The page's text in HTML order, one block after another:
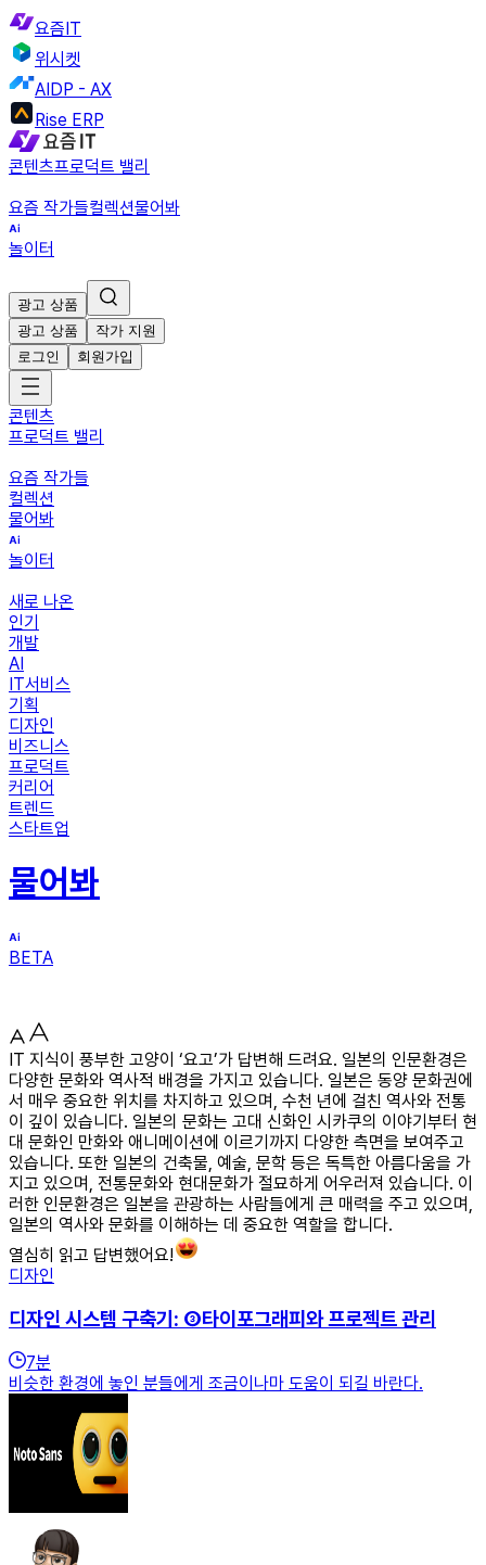
요즘IT
위시켓
AIDP - AX
Rise ERP
콘텐츠프로덕트 밸리
요즘 작가들컬렉션물어봐
놀이터
광고 상품
광고 상품
작가 지원
로그인
회원가입
콘텐츠
프로덕트 밸리
요즘 작가들
컬렉션
물어봐
놀이터
새로 나온
인기
개발
AI
IT서비스
기획
디자인
비즈니스
프로덕트
커리어
트렌드
스타트업
물어봐
BETA
IT 지식이 풍부한 고양이 ‘요고’가 답변해 드려요. 일본의 인문환경은
다양한 문화와 역사적 배경을 가지고 있습니다. 일본은 동양 문화권에
서 매우 중요한 위치를 차지하고 있으며, 수천 년에 걸친 역사와 전통
이 깊이 있습니다. 일본의 문화는 고대 신화인 시카쿠의 이야기부터 현
대 문화인 만화와 애니메이션에 이르기까지 다양한 측면을 보여주고
있습니다. 또한 일본의 건축물, 예술, 문학 등은 독특한 아름다움을 가
지고 있으며, 전통문화와 현대문화가 절묘하게 어우러져 있습니다. 이
러한 인문환경은 일본을 관광하는 사람들에게 큰 매력을 주고 있으며,
일본의 역사와 문화를 이해하는 데 중요한 역할을 합니다.
열심히 읽고 답변했어요!
디자인
디자인 시스템 구축기: ③타이포그래피와 프로젝트 관리
7분
비슷한 환경에 놓인 분들에게 조금이나마 도움이 되길 바란다.